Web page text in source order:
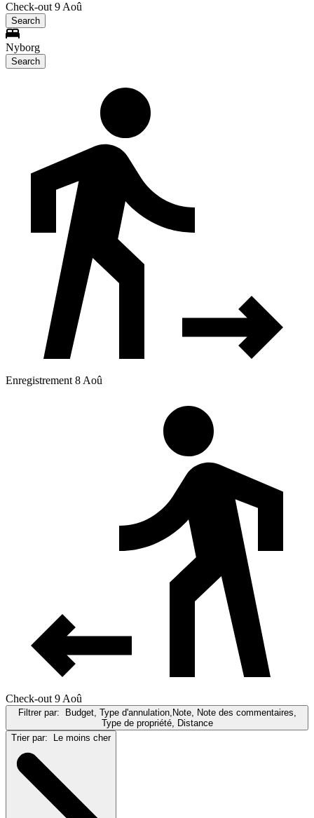
Check-out 9 Aoû
Search
Nyborg
Search
Enregistrement 8 Aoû
Check-out 9 Aoû
Filtrer par:
Budget, Type d'annulation,Note, Note des commentaires,
Type de propriété, Distance
Trier par:
Le moins cher